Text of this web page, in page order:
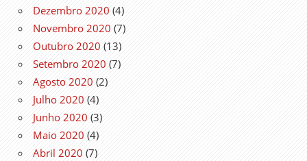
Dezembro 2020 (4)
Novembro 2020 (7)
Outubro 2020 (13)
Setembro 2020 (7)
Agosto 2020 (2)
Julho 2020 (4)
Junho 2020 (3)
Maio 2020 (4)
Abril 2020 (7)